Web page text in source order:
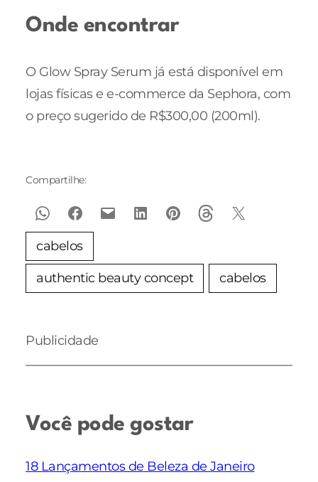
Onde encontrar
O Glow Spray Serum já está disponível em
lojas físicas e e-commerce da Sephora, com
o preço sugerido de R$300,00 (200ml).
Compartilhe:
cabelos
authentic beauty concept cabelos
Publicidade
Você pode gostar
18 Lançamentos de Beleza de Janeiro